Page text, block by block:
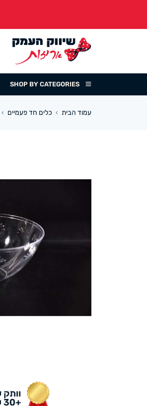
SHOP BY CATEGORIES
עמוד הבית › כלים חד פעמיים ›